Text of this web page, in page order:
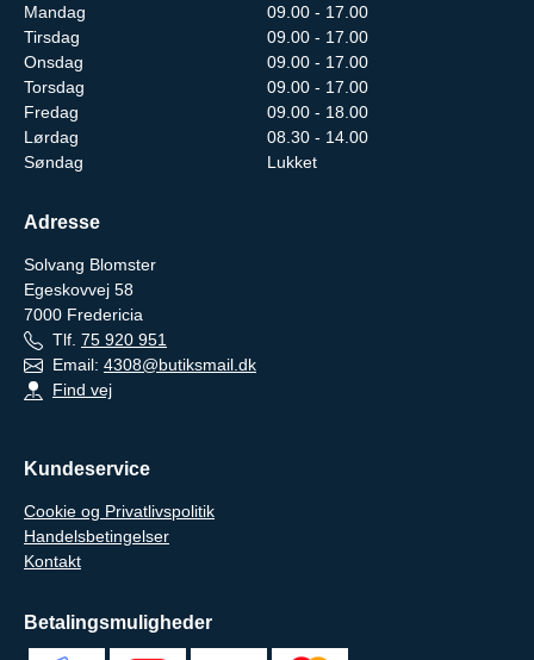
Mandag
09.00 - 17.00
Tirsdag
09.00 - 17.00
Onsdag
09.00 - 17.00
Torsdag
09.00 - 17.00
Fredag
09.00 - 18.00
Lørdag
08.30 - 14.00
Søndag
Lukket
Adresse
Solvang Blomster
Egeskovvej 58
7000 Fredericia
Tlf. 75 920 951
Email: 4308@butiksmail.dk
Find vej
Kundeservice
Cookie og Privatlivspolitik
Handelsbetingelser
Kontakt
Betalingsmuligheder